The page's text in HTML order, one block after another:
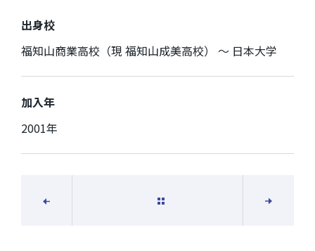
出身校
福知山商業高校（現 福知山成美高校） ～ 日本大学
加入年
2001年
一覧に戻る 次